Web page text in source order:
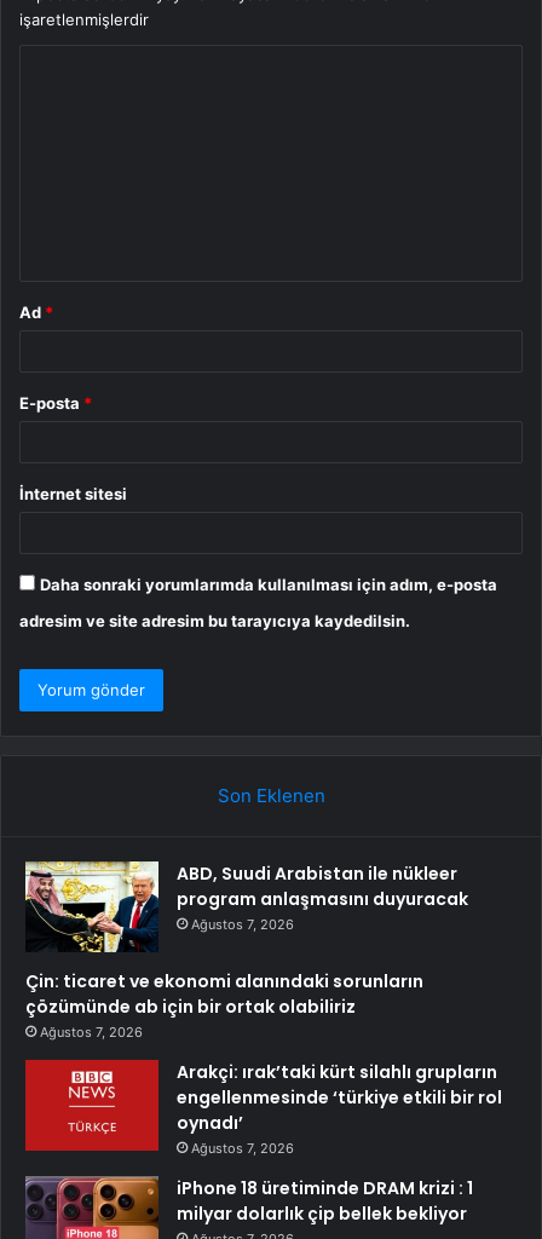
işaretlenmişlerdir
Ad *
E-posta *
İnternet sitesi
Daha sonraki yorumlarımda kullanılması için adım, e-posta
adresim ve site adresim bu tarayıcıya kaydedilsin.
Son Eklenen
ABD, Suudi Arabistan ile nükleer
program anlaşmasını duyuracak
Ağustos 7, 2026
Çin: ticaret ve ekonomi alanındaki sorunların
çözümünde ab için bir ortak olabiliriz
Ağustos 7, 2026
Arakçi: ırak’taki kürt silahlı grupların
engellenmesinde ‘türkiye etkili bir rol
oynadı’
Ağustos 7, 2026
iPhone 18 üretiminde DRAM krizi : 1
milyar dolarlık çip bellek bekliyor